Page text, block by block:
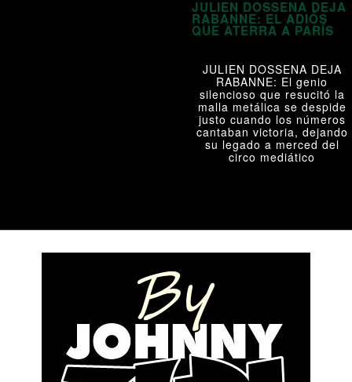
JULIEN DOSSENA DEJA
RABANNE: EL ADIÓS
QUE ATERRA A PARÍS
JULIEN DOSSENA DEJA
RABANNE: El genio
silencioso que resucitó la
malla metálica se despide
justo cuando los números
cantaban victoria, dejando
su legado a merced del
circo mediático